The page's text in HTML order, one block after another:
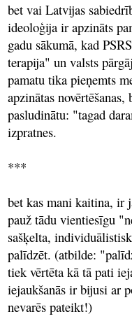
bet vai Latvijas
ideoloģija ir apzināts
gadu sākumā, kad
terapija" un valsts
pamatu tika pieņemts
apzinātas
pasludinātu: "tagad
izpratnes.
***
bet kas mani kaitina, ir
pauž tādu vientiesīgu
sašķelta,
palīdzēt. (atbilde:
tiek vērtēta kā tā pati
iejaukšanās ir bijusi ar
nevarēs pateikt!)